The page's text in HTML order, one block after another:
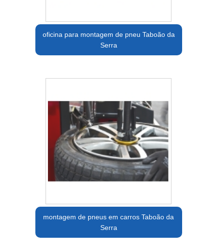
oficina para montagem de pneu Taboão da
Serra
montagem de pneus em carros Taboão da
Serra